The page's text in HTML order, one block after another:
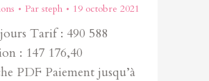
Par steph 19 octobre 2021
Tarif : 490 588
: 147 176,40
PDF Paiement jusqu’à